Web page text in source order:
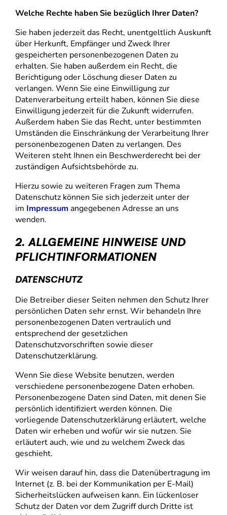
Welche Rechte haben Sie bezüglich Ihrer Daten?
Sie haben jederzeit das Recht, unentgeltlich Auskunft
über Herkunft, Empfänger und Zweck Ihrer
gespeicherten personenbezogenen Daten zu
erhalten. Sie haben außerdem ein Recht, die
Berichtigung oder Löschung dieser Daten zu
verlangen. Wenn Sie eine Einwilligung zur
Datenverarbeitung erteilt haben, können Sie diese
Einwilligung jederzeit für die Zukunft widerrufen.
Außerdem haben Sie das Recht, unter bestimmten
Umständen die Einschränkung der Verarbeitung Ihrer
personenbezogenen Daten zu verlangen. Des
Weiteren steht Ihnen ein Beschwerderecht bei der
zuständigen Aufsichtsbehörde zu.
Hierzu sowie zu weiteren Fragen zum Thema
Datenschutz können Sie sich jederzeit unter der
im Impressum angegebenen Adresse an uns
wenden.
2. ALLGEMEINE HINWEISE UND
PFLICHTINFORMATIONEN
DATENSCHUTZ
Die Betreiber dieser Seiten nehmen den Schutz Ihrer
persönlichen Daten sehr ernst. Wir behandeln Ihre
personenbezogenen Daten vertraulich und
entsprechend der gesetzlichen
Datenschutzvorschriften sowie dieser
Datenschutzerklärung.
Wenn Sie diese Website benutzen, werden
verschiedene personenbezogene Daten erhoben.
Personenbezogene Daten sind Daten, mit denen Sie
persönlich identifiziert werden können. Die
vorliegende Datenschutzerklärung erläutert, welche
Daten wir erheben und wofür wir sie nutzen. Sie
erläutert auch, wie und zu welchem Zweck das
geschieht.
Wir weisen darauf hin, dass die Datenübertragung im
Internet (z. B. bei der Kommunikation per E-Mail)
Sicherheitslücken aufweisen kann. Ein lückenloser
Schutz der Daten vor dem Zugriff durch Dritte ist